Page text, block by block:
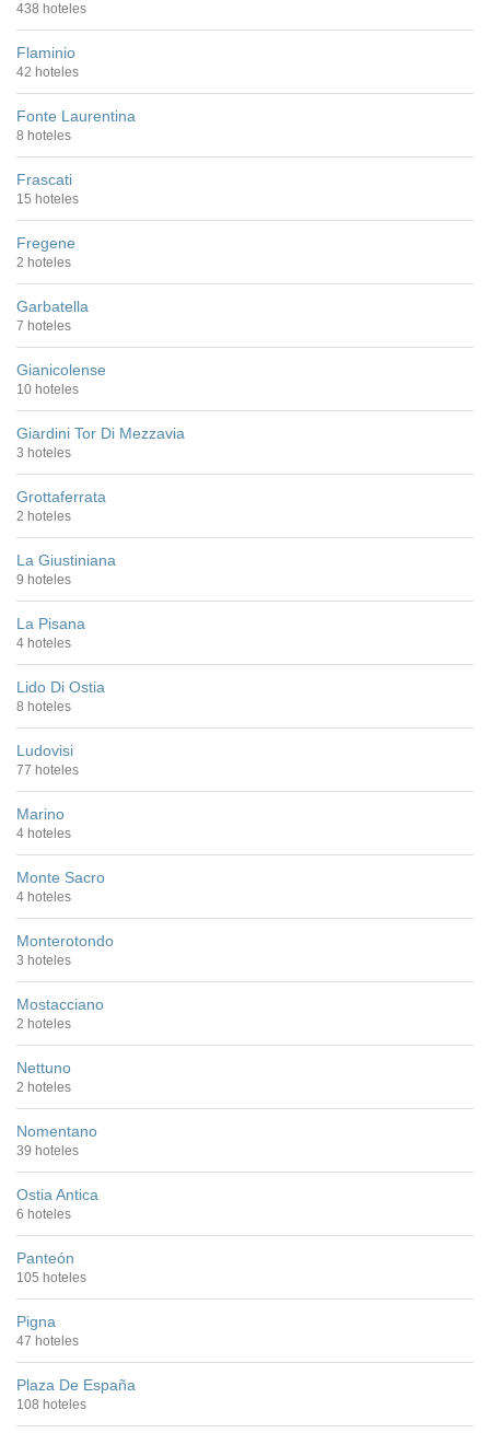
438 hoteles
Flaminio
42 hoteles
Fonte Laurentina
8 hoteles
Frascati
15 hoteles
Fregene
2 hoteles
Garbatella
7 hoteles
Gianicolense
10 hoteles
Giardini Tor Di Mezzavia
3 hoteles
Grottaferrata
2 hoteles
La Giustiniana
9 hoteles
La Pisana
4 hoteles
Lido Di Ostia
8 hoteles
Ludovisi
77 hoteles
Marino
4 hoteles
Monte Sacro
4 hoteles
Monterotondo
3 hoteles
Mostacciano
2 hoteles
Nettuno
2 hoteles
Nomentano
39 hoteles
Ostia Antica
6 hoteles
Panteón
105 hoteles
Pigna
47 hoteles
Plaza De España
108 hoteles